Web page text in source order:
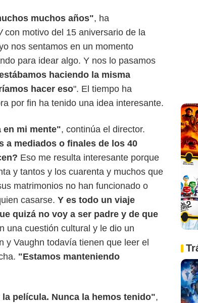
muchos años", ha
con motivo del 15 aniversario de la
nos sentamos en un momento
para idear algo. Y nos lo pasamos
haciendo la misma
hacer eso". El tiempo ha
por fin ha tenido una idea interesante.
en mi mente", continúa el director.
a mediados o finales de los 40
Eso me resulta interesante porque
y tantos y los cuarenta y muchos que
matrimonios no han funcionado o
casarse. Y es todo un viaje
quizá no voy a ser padre y de que
una cuestión cultural y le dio un
y Vaughn todavía tienen que leer el
"Estamos manteniendo
película. Nunca la hemos tenido",